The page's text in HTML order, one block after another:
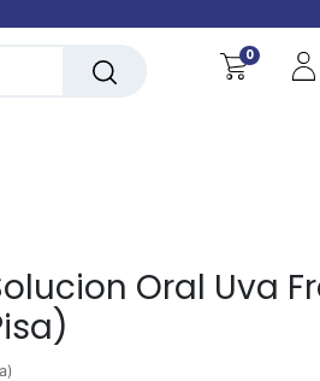
0
Oral Uva